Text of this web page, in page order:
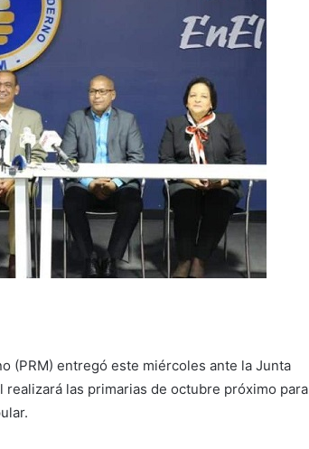
(PRM) entregó este miércoles ante la Junta
las primarias de octubre próximo para